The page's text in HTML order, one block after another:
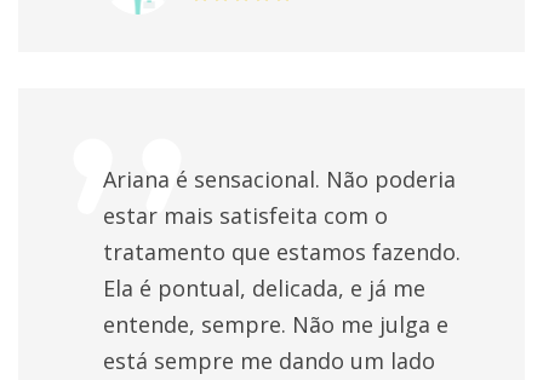
Psicoterapia
Laqueadura
individualmente
Preparação para parto natural individualmente
Orientação profissional individualmente
Ariana é sensacional. Não poderia
estar mais satisfeita com o
tratamento que estamos fazendo.
Ela é pontual, delicada, e já me
entende, sempre. Não me julga e
está sempre me dando um lado